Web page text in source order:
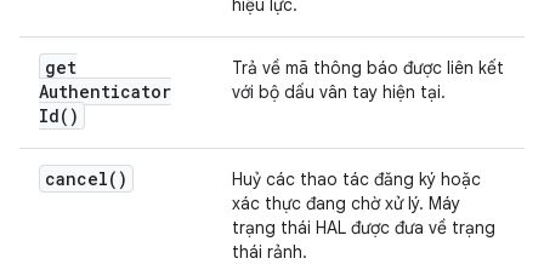
hiệu lực.
get
Authenticator
Id( )
Trả về mã thông báo được liên kết
với bộ dấu vân tay hiện tại.
cancel( )
Huỷ các thao tác đăng ký hoặc
xác thực đang chờ xử lý. Máy
trạng thái HAL được đưa về trạng
thái rảnh.